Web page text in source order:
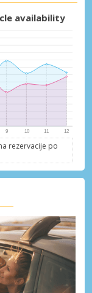
availability
rezervacije po